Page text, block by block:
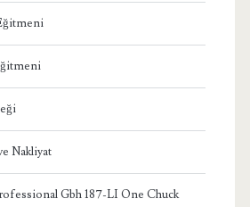
Nakliyat
Gbh 187-LI One Chuck